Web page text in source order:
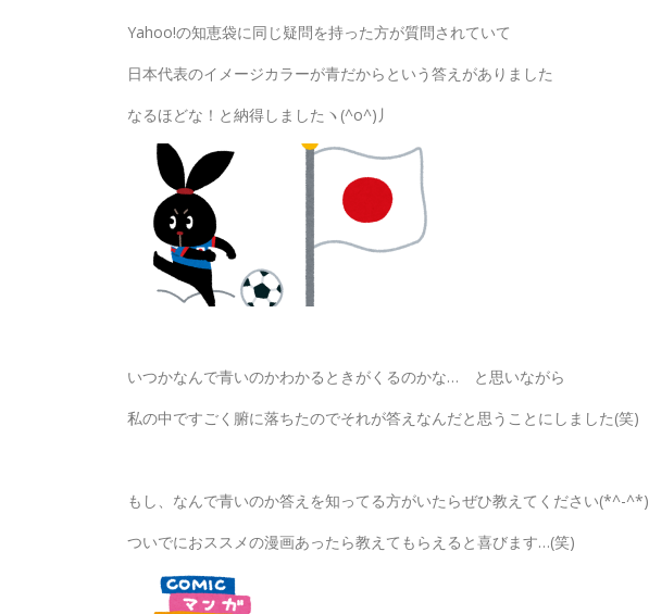
Yahoo!の知恵袋に同じ疑問を持った方が質問されていて
日本代表のイメージカラーが青だからという答えがありました
なるほどな！と納得しましたヽ(^o^)丿
いつかなんで青いのかわかるときがくるのかな… と思いながら
私の中ですごく腑に落ちたのでそれが答えなんだと思うことにしました(笑)
もし、なんで青いのか答えを知ってる方がいたらぜひ教えてください(*^-^*)
ついでにおススメの漫画あったら教えてもらえると喜びます…(笑)